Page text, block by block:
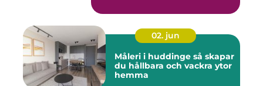
02. jun
Måleri i huddinge så skapar
du hållbara och vackra ytor
hemma